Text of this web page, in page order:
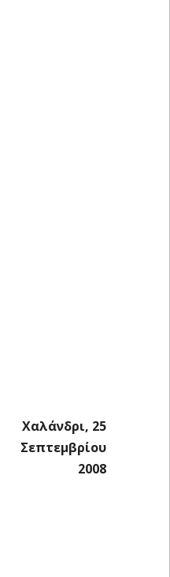
Χαλάνδρι, 25
Σεπτεμβρίου
2008